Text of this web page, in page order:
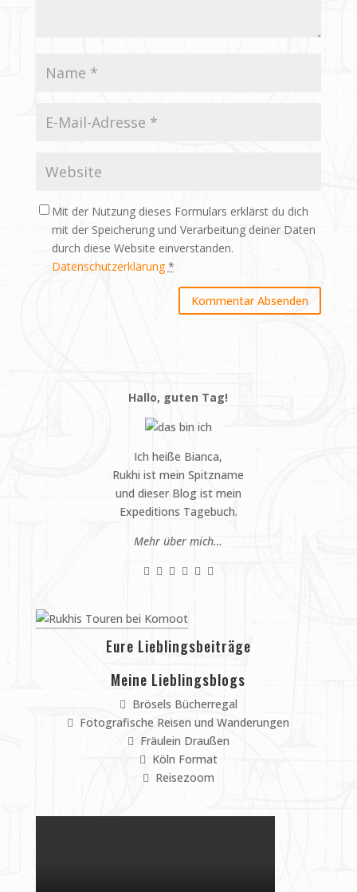
Mit der Nutzung dieses Formulars erklärst du dich
mit der Speicherung und Verarbeitung deiner Daten
durch diese Website einverstanden.
Datenschutzerklärung *
Hallo, guten Tag!
Ich heiße Bianca,
Rukhi ist mein Spitzname
und dieser Blog ist mein
Expeditions Tagebuch.
Mehr über mich…
Eure Lieblingsbeiträge
Meine Lieblingsblogs
Brösels Bücherregal
Fotografische Reisen und Wanderungen
Fräulein Draußen
Köln Format
Reisezoom